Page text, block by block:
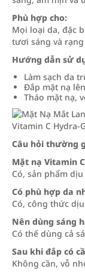
Phù hợp cho:
Mọi loại da, đặc
tươi sáng và
Hướng dẫn sử
Làm sạch da
Đắp mặt nạ
Tháo mặt nạ,
Câu hỏi thường
Mặt nạ Vitamin
Có, sản phẩm
Có phù hợp da
Có, công thức
Nên dùng sáng
Có thể dùng cả
Sau khi đắp có
Không cần, vỗ